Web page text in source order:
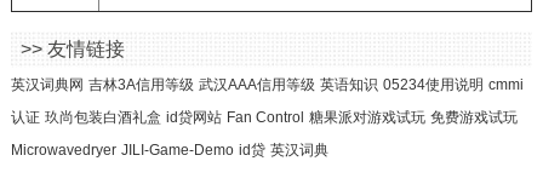
>> 友情链接
英汉词典网 吉林3A信用等级 武汉AAA信用等级 英语知识 05234使用说明 cmmi
认证 玖尚包装白酒礼盒 id贷网站 Fan Control 糖果派对游戏试玩 免费游戏试玩
Microwavedryer JILI-Game-Demo id贷 英汉词典